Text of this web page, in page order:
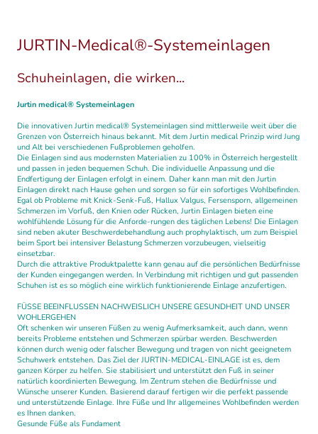
JURTIN-Medical®-Systemeinlagen
Schuheinlagen, die wirken...
Jurtin medical® Systemeinlagen
Die innovativen Jurtin medical® Systemeinlagen sind mittlerweile weit über die
Grenzen von Österreich hinaus bekannt. Mit dem Jurtin medical Prinzip wird Jung
und Alt bei verschiedenen Fußproblemen geholfen.
Die Einlagen sind aus modernsten Materialien zu 100% in Österreich hergestellt
und passen in jeden bequemen Schuh. Die individuelle Anpassung und die
Endfertigung der Einlagen erfolgt in einem. Daher kann man mit den Jurtin
Einlagen direkt nach Hause gehen und sorgen so für ein sofortiges Wohlbefinden.
Egal ob Probleme mit Knick-Senk-Fuß, Hallux Valgus, Fersensporn, allgemeinen
Schmerzen im Vorfuß, den Knien oder Rücken, Jurtin Einlagen bieten eine
wohlfühlende Lösung für die Anforde-rungen des täglichen Lebens! Die Einlagen
sind neben akuter Beschwerdebehandlung auch prophylaktisch, um zum Beispiel
beim Sport bei intensiver Belastung Schmerzen vorzubeugen, vielseitig
einsetzbar.
Durch die attraktive Produktpalette kann genau auf die persönlichen Bedürfnisse
der Kunden eingegangen werden. In Verbindung mit richtigen und gut passenden
Schuhen ist es so möglich eine wirklich funktionierende Einlage anzufertigen.
FÜSSE BEEINFLUSSEN NACHWEISLICH UNSERE GESUNDHEIT UND UNSER
WOHLERGEHEN
Oft schenken wir unseren Füßen zu wenig Aufmerksamkeit, auch dann, wenn
bereits Probleme entstehen und Schmerzen spürbar werden. Beschwerden
können durch wenig oder falscher Bewegung und tragen von nicht geeignetem
Schuhwerk entstehen. Das Ziel der JURTIN-MEDICAL-EINLAGE ist es, dem
ganzen Körper zu helfen. Sie stabilisiert und unterstützt den Fuß in seiner
natürlich koordinierten Bewegung. Im Zentrum stehen die Bedürfnisse und
Wünsche unserer Kunden. Basierend darauf fertigen wir die perfekt passende
und unterstützende Einlage. Ihre Füße und Ihr allgemeines Wohlbefinden werden
es Ihnen danken.
Gesunde Füße als Fundament